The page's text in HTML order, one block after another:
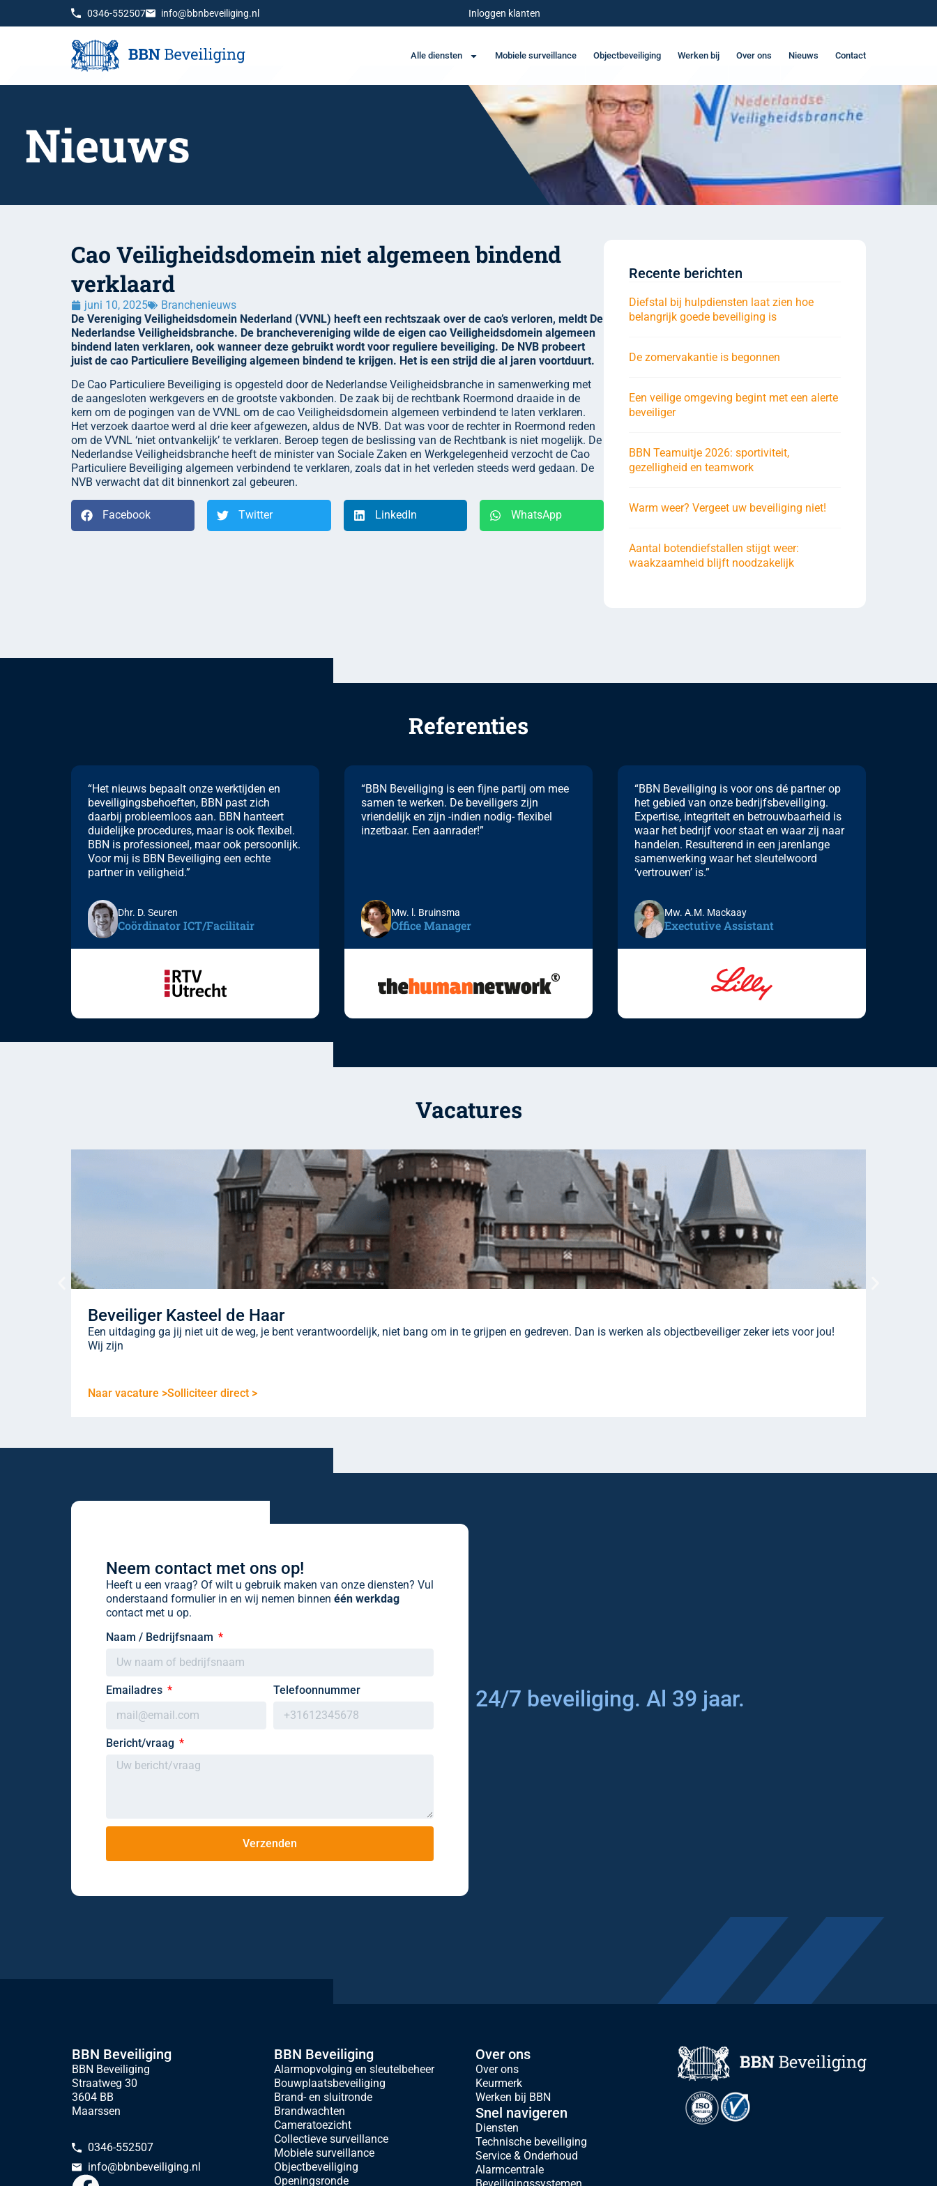
0346-552507 info@bbnbeveiliging.nl Inloggen klanten
Alle diensten Mobiele surveillance Objectbeveiliging Werken bij Over ons Nieuws Contact
Nieuws
Cao Veiligheidsdomein niet algemeen bindend
verklaard
juni 10, 2025
Branchenieuws
De Vereniging Veiligheidsdomein Nederland (VVNL) heeft een rechtszaak over de cao’s verloren, meldt De
Nederlandse Veiligheidsbranche. De branchevereniging wilde de eigen cao Veiligheidsdomein algemeen
bindend laten verklaren, ook wanneer deze gebruikt wordt voor reguliere beveiliging. De NVB probeert
juist de cao Particuliere Beveiliging algemeen bindend te krijgen. Het is een strijd die al jaren voortduurt.
De Cao Particuliere Beveiliging is opgesteld door de Nederlandse Veiligheidsbranche in samenwerking met
de aangesloten werkgevers en de grootste vakbonden. De zaak bij de rechtbank Roermond draaide in de
kern om de pogingen van de VVNL om de cao Veiligheidsdomein algemeen verbindend te laten verklaren.
Het verzoek daartoe werd al drie keer afgewezen, aldus de NVB. Dat was voor de rechter in Roermond reden
om de VVNL ‘niet ontvankelijk’ te verklaren. Beroep tegen de beslissing van de Rechtbank is niet mogelijk. De
Nederlandse Veiligheidsbranche heeft de minister van Sociale Zaken en Werkgelegenheid verzocht de Cao
Particuliere Beveiliging algemeen verbindend te verklaren, zoals dat in het verleden steeds werd gedaan. De
NVB verwacht dat dit binnenkort zal gebeuren.
Facebook Twitter LinkedIn WhatsApp
Recente berichten
Diefstal bij hulpdiensten laat zien hoe
belangrijk goede beveiliging is
De zomervakantie is begonnen
Een veilige omgeving begint met een alerte
beveiliger
BBN Teamuitje 2026: sportiviteit,
gezelligheid en teamwork
Warm weer? Vergeet uw beveiliging niet!
Aantal botendiefstallen stijgt weer:
waakzaamheid blijft noodzakelijk
Referenties
“Het nieuws bepaalt onze werktijden en
beveiligingsbehoeften, BBN past zich
daarbij probleemloos aan. BBN hanteert
duidelijke procedures, maar is ook flexibel.
BBN is professioneel, maar ook persoonlijk.
Voor mij is BBN Beveiliging een echte
partner in veiligheid.”
Dhr. D. Seuren
Coördinator ICT/Facilitair
“BBN Beveiliging is een fijne partij om mee
samen te werken. De beveiligers zijn
vriendelijk en zijn -indien nodig- flexibel
inzetbaar. Een aanrader!”
Mw. l. Bruinsma
Office Manager
“BBN Beveiliging is voor ons dé partner op
het gebied van onze bedrijfsbeveiliging.
Expertise, integriteit en betrouwbaarheid is
waar het bedrijf voor staat en waar zij naar
handelen. Resulterend in een jarenlange
samenwerking waar het sleutelwoord
‘vertrouwen’ is.”
Mw. A.M. Mackaay
Exectutive Assistant
Vacatures
Beveiliger Kasteel de Haar
Een uitdaging ga jij niet uit de weg, je bent verantwoordelijk, niet bang om in te grijpen en gedreven. Dan is werken als objectbeveiliger zeker iets voor jou!
Wij zijn
Naar vacature >Solliciteer direct >
Neem contact met ons op!
Heeft u een vraag? Of wilt u gebruik maken van onze diensten? Vul
onderstaand formulier in en wij nemen binnen één werkdag
contact met u op.
Naam / Bedrijfsnaam
Emailadres Telefoonnummer
Bericht/vraag
Verzenden
24/7 beveiliging. Al 39 jaar.
BBN Beveiliging
BBN Beveiliging
Straatweg 30
3604 BB
Maarssen
0346-552507
info@bbnbeveiliging.nl
BBN Beveiliging
Alarmopvolging en sleutelbeheer
Bouwplaatsbeveiliging
Brand- en sluitronde
Brandwachten
Cameratoezicht
Collectieve surveillance
Mobiele surveillance
Objectbeveiliging
Openingsronde
Over ons
Over ons
Keurmerk
Werken bij BBN
Snel navigeren
Diensten
Technische beveiliging
Service & Onderhoud
Alarmcentrale